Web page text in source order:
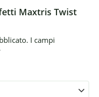
Maxtris Twist
I campi